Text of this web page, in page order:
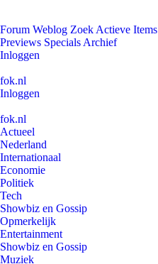
Forum Weblog Zoek Actieve Items
Previews Specials Archief
Inloggen
fok.nl
Inloggen
fok.nl
Actueel
Nederland
Internationaal
Economie
Politiek
Tech
Showbiz en Gossip
Opmerkelijk
Entertainment
Showbiz en Gossip
Muziek